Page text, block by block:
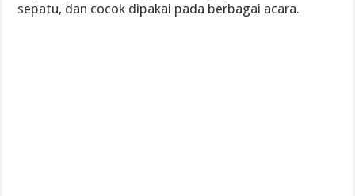
sepatu, dan cocok dipakai pada berbagai acara.